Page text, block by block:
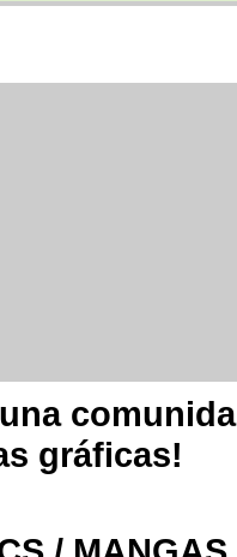
gráficas!